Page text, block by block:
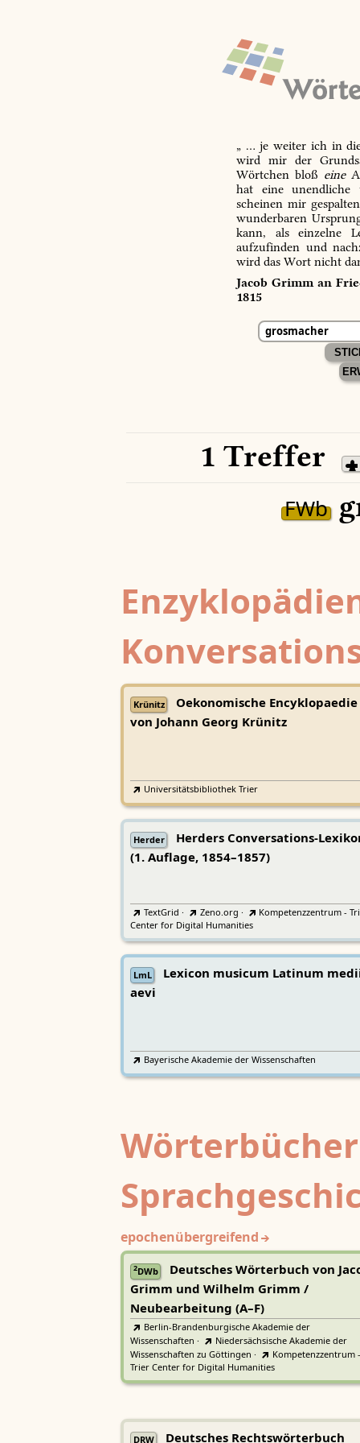
„ … je weiter ich in
wird mir der
Wörtchen bloß eine
hat eine unendliche
scheinen mir
wunderbaren
kann, als einzelne
aufzufinden und
wird das Wort nicht
Jacob Grimm an
1815
1 Treffer
FWb
Krünitz
Oekonomische Encyklopaedie
von Johann Georg Krünitz
Universitätsbibliothek Trier
Herder
Herders Conversations-
(1. Auflage, 1854–1857)
TextGrid · Zeno.org ·
Kompetenzzentrum -
Center for Digital Humanities
LmL
Lexicon musicum Latinum
aevi
Bayerische Akademie der Wissenschaften
epochenübergreifend
2DWb
Deutsches Wörterbuch von
Grimm und Wilhelm Grimm /
Neubearbeitung (A–F)
Berlin-Brandenburgische Akademie der
Wissenschaften ·
Niedersächsische Akademie der
Wissenschaften zu Göttingen ·
Kompetenzzentrum -
Trier Center for Digital Humanities
DRW Deutsches Rechtswörterbuch